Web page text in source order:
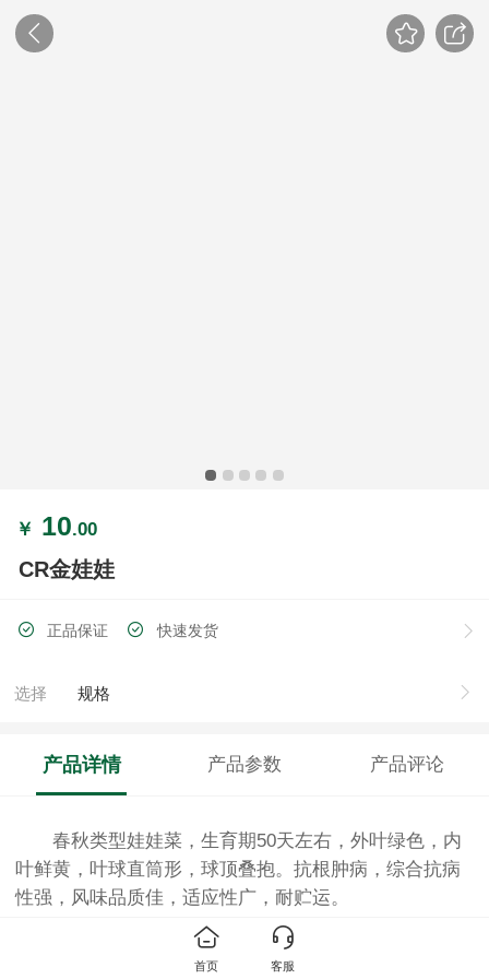
￥ 10.00
CR金娃娃
正品保证 快速发货
选择 规格
产品详情 产品参数 产品评论
春秋类型娃娃菜，生育期50天左右，外叶绿色，内
叶鲜黄，叶球直筒形，球顶叠抱。抗根肿病，综合抗病
性强，风味品质佳，适应性广，耐贮运。
首页 客服